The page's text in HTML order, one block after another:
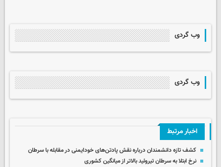
وب گردی
وب گردی
اخبار مرتبط
کشف تازه دانشمندان درباره نقش پادتن‌های خودایمنی در مقابله با سرطان
نرخ ابتلا به سرطان تیروئید بالاتر از میانگین کشوری